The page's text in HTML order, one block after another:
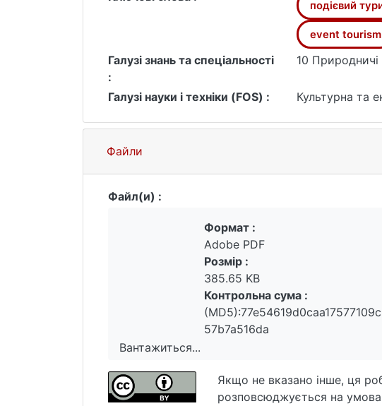
подієвий
event tourism
Галузі знань та спеціальності
:
10 Природничі
Галузі науки і техніки (FOS) : Культурна та
Файли
Файл(и) :
Вантажиться...
Вантажиться...
Формат :
Adobe PDF
Розмір :
385.65 KB
Контрольна сума :
(MD5):77e54619d0caa17577109c
57b7a516da
Якщо не вказано інше, ця
розповсюджується на умовах